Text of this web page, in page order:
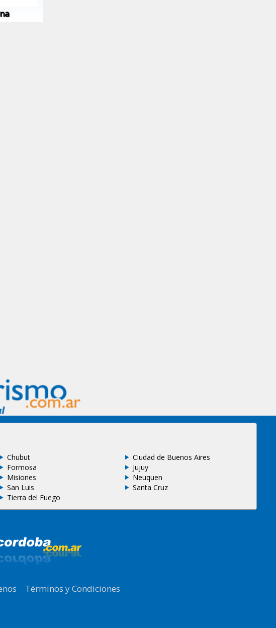
Chubut
Ciudad de Buenos Aires
Formosa
Jujuy
Misiones
Neuquen
San Luis
Santa Cruz
Tierra del Fuego
Términos y Condiciones